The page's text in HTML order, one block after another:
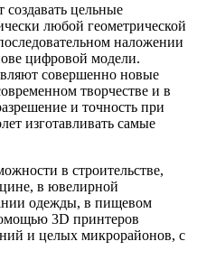
создавать цельные
любой геометрической
наложении
цифровой модели.
совершенно новые
творчестве и в
и точность при
изготавливать самые
в строительстве,
в ювелирной
одежды, в пищевом
3D принтеров
и целых микрорайонов, с